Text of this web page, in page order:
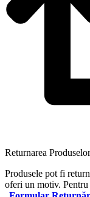
Returnarea Produselor
Produsele pot fi
oferi un motiv.